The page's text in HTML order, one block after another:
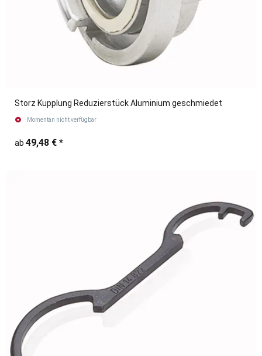
Storz Kupplung Reduzierstück Aluminium geschmiedet
Momentan nicht verfügbar
ab 49,48 € *